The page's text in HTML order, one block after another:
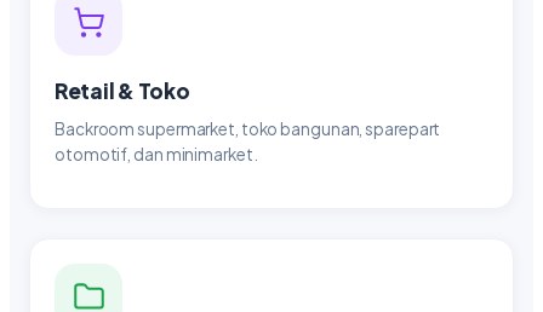
Retail & Toko
Backroom supermarket, toko bangunan, sparepart
otomotif, dan minimarket.